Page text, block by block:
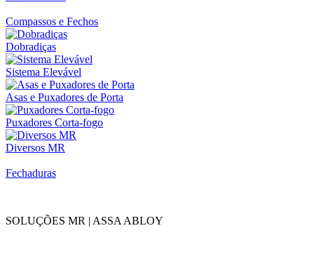
Compassos e Fechos
Dobradiças
Sistema Elevável
Asas e Puxadores de Porta
Puxadores Corta-fogo
Diversos MR
Fechaduras
SOLUÇÕES MR | ASSA ABLOY